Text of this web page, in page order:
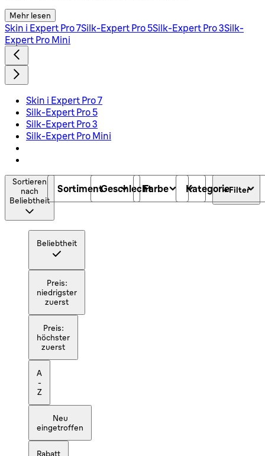
Mehr lesen
Skin i Expert Pro 7Silk-Expert Pro 5Silk-Expert Pro 3Silk-
Expert Pro Mini
Skin i Expert Pro 7
Silk-Expert Pro 5
Silk-Expert Pro 3
Silk-Expert Pro Mini
Sortieren
nach
Beliebtheit
Beliebtheit
Preis:
niedrigster
zuerst
Preis:
höchster
zuerst
A
-
Z
Neu
eingetroffen
Rabatt
SortimentGeschlechtFarbe Kategorie+ Filter